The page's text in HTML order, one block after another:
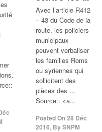
Avec l’article R412
– 43 du Code de la
route, les policiers
municipaux
peuvent verbaliser
les familles Roms
ou syriennes qui
sollicitent des
pièces des …
Source:: <a...
Posted On28 Déc
2016, BySNPM